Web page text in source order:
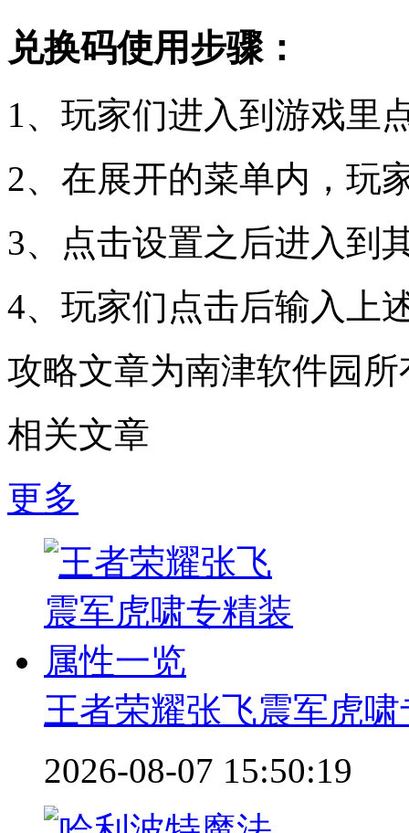
兑换码使用步骤：
1、玩家们进入到游戏里
2、在展开的菜单内，玩
3、点击设置之后进入到
4、玩家们点击后输入上
攻略文章为南津软件园
相关文章
更多
王者荣耀张飞震军虎
2026-08-07 15:50:19